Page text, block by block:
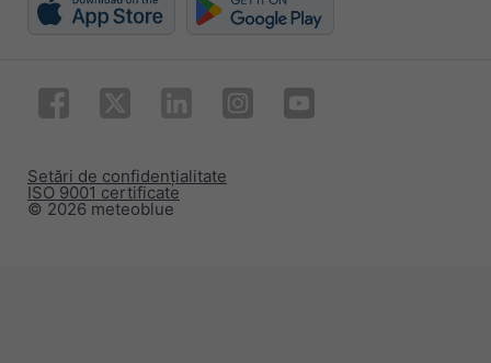
© 2026 meteoblue
ISO 9001 certificate
Setări de confidențialitate